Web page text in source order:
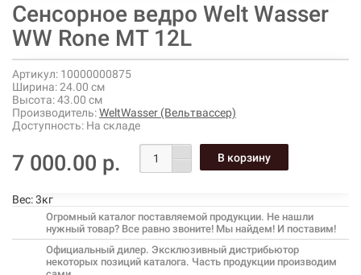
Сенсорное ведро Welt Wasser
WW Rone MT 12L
Артикул: 10000000875
Ширина:24.00 см
Высота:43.00 см
Производитель:WeltWasser (Вельтвассер)
Доступность: На складе
7 000.00 р.
Вес:3кг
Огромный каталог поставляемой продукции. Не нашли
нужный товар? Все равно звоните! Мы найдем! И поставим!
Официальный дилер. Эксклюзивный дистрибьютор
некоторых позиций каталога. Часть продукции производим